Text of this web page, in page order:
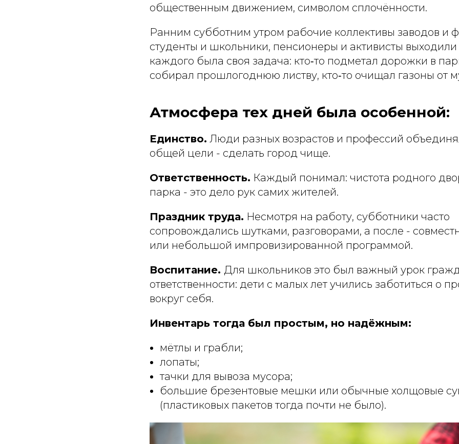
общественным движением, символом сплочённости.
Ранним субботним утром рабочие коллективы заводов и
студенты и школьники, пенсионеры и активисты
каждого была своя задача: кто‑то подметал дорожки в
собирал прошлогоднюю листву, кто‑то очищал газоны от
Атмосфера тех дней была особенной:
Единство. Люди разных возрастов и профессий
общей цели - сделать город чище.
Ответственность. Каждый понимал: чистота родного
парка - это дело рук самих жителей.
Праздник труда. Несмотря на работу, субботники часто
сопровождались шутками, разговорами, а после -
или небольшой импровизированной программой.
Воспитание. Для школьников это был важный урок
ответственности: дети с малых лет учились заботиться о
вокруг себя.
Инвентарь тогда был простым, но надёжным:
мётлы и грабли;
лопаты;
тачки для вывоза мусора;
большие брезентовые мешки или обычные холщовые
(пластиковых пакетов тогда почти не было).